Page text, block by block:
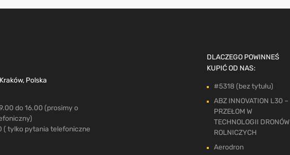
Polska
do 16.00 (prosimy o
( tylko pytania telefoniczne
DLACZEGO POWINNEŚ
KUPIĆ OD NAS:
#5318 (bez tytułu)
ABZ INNOVATION L30 –
PRZEŁOM W
TECHNOLOGII DRONÓW
ROLNICZYCH
Aerodron